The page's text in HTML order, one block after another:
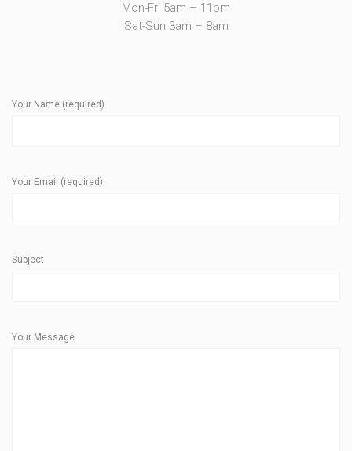
Mon-Fri 5am – 11pm
Sat-Sun 3am – 8am
Your Name (required)
Your Email (required)
Subject
Your Message